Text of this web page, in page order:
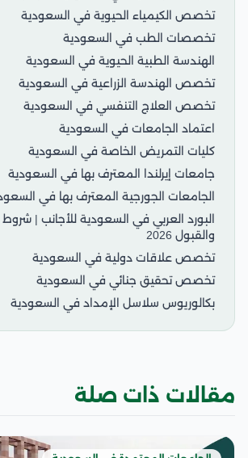
تخصص الكيمياء الحيوية في السعودية
تخصصات الطب في السعودية
الهندسة الطبية الحيوية في السعودية
تخصص الهندسة الزراعية في السعودية
تخصص العلاج التنفسي في السعودية
اعتماد الجامعات في السعودية
كليات التمريض الخاصة في السعودية
جامعات إيرلندا المعترف بها في السعودية
الجامعات الجورجية المعترف بها في
البورد العربي في السعودية للأجانب |
والقبول 2026
تخصص علاقات دولية في السعودية
تخصص تحقيق جنائي في السعودية
بكالوريوس سلاسل الإمداد في السعودية
مقالات ذات صلة